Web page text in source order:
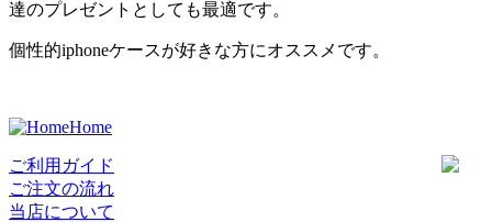
達のプレゼントとしても最適です。
個性的iphoneケースが好きな方にオススメです。
Home
ご利用ガイド
ご注文の流れ
当店について